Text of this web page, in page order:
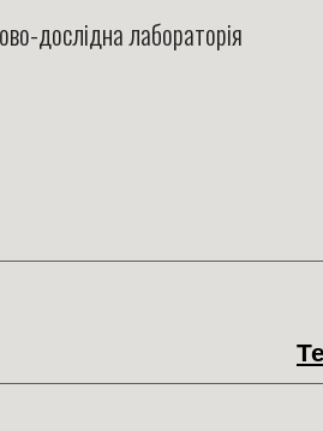
дослідна лабораторія